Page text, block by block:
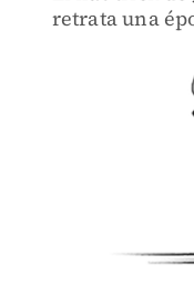
retrata una